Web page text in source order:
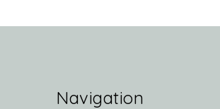
Navigation